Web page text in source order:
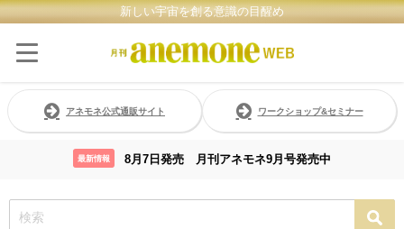
新しい宇宙を創る意識の目醒め
アネモネ公式通販サイト ワークショップ&セミナー
最新情報 8月7日発売 月刊アネモネ9月号発売中